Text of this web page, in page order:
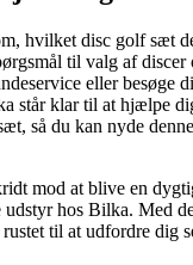
hvilket disc golf sæt
til valg af
eller besøge
står klar til at hjælpe
så du kan nyde
mod at blive en
udstyr hos Bilka. Med
til at udfordre dig